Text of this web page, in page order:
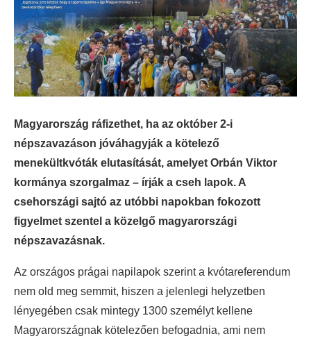
Magyarország ráfizethet, ha az október 2-i
népszavazáson jóváhagyják a kötelező
menekültkvóták elutasítását, amelyet Orbán Viktor
kormánya szorgalmaz – írják a cseh lapok. A
csehországi sajtó az utóbbi napokban fokozott
figyelmet szentel a közelgő magyarországi
népszavazásnak.
Az országos prágai napilapok szerint a kvótareferendum
nem old meg semmit, hiszen a jelenlegi helyzetben
lényegében csak mintegy 1300 személyt kellene
Magyarországnak kötelezően befogadnia, ami nem